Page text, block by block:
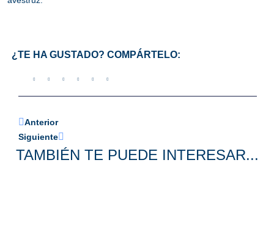
¿TE HA GUSTADO? COMPÁRTELO:
Anterior
Siguiente
TAMBIÉN TE PUEDE INTERESAR...